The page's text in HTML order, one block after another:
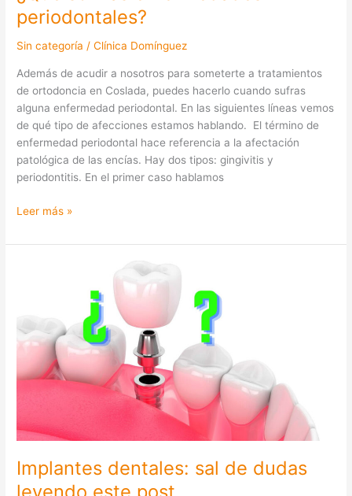
periodontales?
Sin categoría /Clínica Domínguez
Además de acudir a nosotros para someterte a tratamientos
de ortodoncia en Coslada, puedes hacerlo cuando sufras
alguna enfermedad periodontal. En las siguientes líneas vemos
de qué tipo de afecciones estamos hablando. El término de
enfermedad periodontal hace referencia a la afectación
patológica de las encías. Hay dos tipos: gingivitis y
periodontitis. En el primer caso hablamos
Leer más »
Implantes dentales: sal de dudas
dudas
leyendo
este